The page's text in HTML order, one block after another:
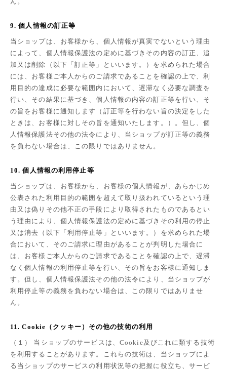
9. 個人情報の訂正等
当ショップは、お客様から、個人情報が真実でないという理由
によって、個人情報保護法の定めに基づきその内容の訂正、追
加又は削除（以下「訂正等」といいます。）を求められた場合
には、お客様ご本人からのご請求であることを確認の上で、利
用目的の達成に必要な範囲内において、遅滞なく必要な調査を
行い、その結果に基づき、個人情報の内容の訂正等を行い、そ
の旨をお客様に通知します（訂正等を行わない旨の決定をした
ときは、お客様に対しその旨を通知いたします。）。但し、個
人情報保護法その他の法令により、当ショップが訂正等の義務
を負わない場合は、この限りではありません。
10. 個人情報の利用停止等
当ショップは、お客様から、お客様の個人情報が、あらかじめ
公表された利用目的の範囲を超えて取り扱われているという理
由又は偽りその他不正の手段により取得されたものであるとい
う理由により、個人情報保護法の定めに基づきその利用の停止
又は消去（以下「利用停止等」といいます。）を求められた場
合において、そのご請求に理由があることが判明した場合に
は、お客様ご本人からのご請求であることを確認の上で、遅滞
なく個人情報の利用停止等を行い、その旨をお客様に通知しま
す。但し、個人情報保護法その他の法令により、当ショップが
利用停止等の義務を負わない場合は、この限りではありませ
ん。
11. Cookie（クッキー）その他の技術の利用
（１） 当ショップのサービスは、Cookie及びこれに類する技術
を利用することがあります。これらの技術は、当ショップによ
る当ショップのサービスの利用状況等の把握に役立ち、サービ